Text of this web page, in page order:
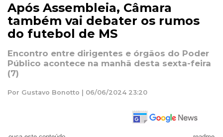
Após Assembleia, Câmara
também vai debater os rumos
do futebol de MS
Encontro entre dirigentes e órgãos do Poder
Público acontece na manhã desta sexta-feira
(7)
Por Gustavo Bonotto | 06/06/2024 23:20